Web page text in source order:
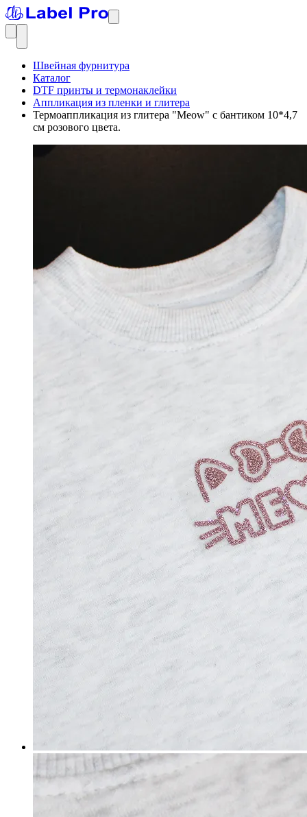
Швейная фурнитура
Каталог
DTF принты и термонаклейки
Аппликация из пленки и глитера
Термоаппликация из глитера "Meow" с бантиком 10*4,7
см розового цвета.